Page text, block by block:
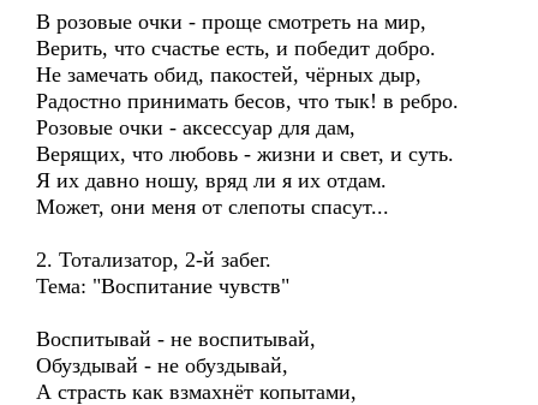
В розовые очки - проще смотреть на мир,
Верить, что счастье есть, и победит добро.
Не замечать обид, пакостей, чёрных дыр,
Радостно принимать бесов, что тык! в ребро.
Розовые очки - аксессуар для дам,
Верящих, что любовь - жизни и свет, и суть.
Я их давно ношу, вряд ли я их отдам.
Может, они меня от слепоты спасут...
2. Тотализатор, 2-й забег.
Тема: "Воспитание чувств"
Воспитывай - не воспитывай,
Обуздывай - не обуздывай,
А страсть как взмахнёт копытами,